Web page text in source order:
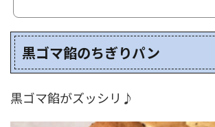
1個玉ねぎ 1/2個コーン ...
黒ゴマ餡のちぎりパン
黒ゴマ餡がズッシリ♪